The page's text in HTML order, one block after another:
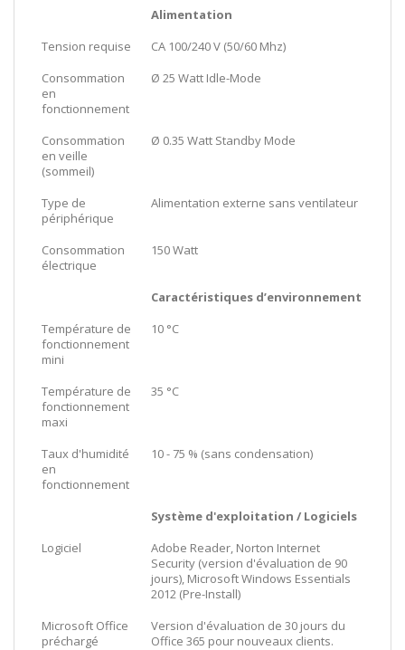
Alimentation
Tension requise
CA 100/240 V (50/60 Mhz)
Consommation
en
fonctionnement
Ø 25 Watt Idle-Mode
Consommation
en veille
(sommeil)
Ø 0.35 Watt Standby Mode
Type de
périphérique
Alimentation externe sans ventilateur
Consommation
électrique
150 Watt
Caractéristiques d’environnement
Température de
fonctionnement
mini
10 °C
Température de
fonctionnement
maxi
35 °C
Taux d'humidité
en
fonctionnement
10 - 75 % (sans condensation)
Système d'exploitation / Logiciels
Logiciel
Adobe Reader, Norton Internet
Security (version d'évaluation de 90
jours), Microsoft Windows Essentials
2012 (Pre-Install)
Microsoft Office
préchargé
Version d'évaluation de 30 jours du
Office 365 pour nouveaux clients.